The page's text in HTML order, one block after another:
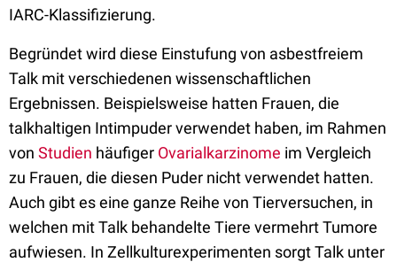
IARC-Klassifizierung.
Begründet wird diese Einstufung von asbestfreiem
Talk mit verschiedenen wissenschaftlichen
Ergebnissen. Beispielsweise hatten Frauen, die
talkhaltigen Intimpuder verwendet haben, im Rahmen
von Studien häufiger Ovarialkarzinome im Vergleich
zu Frauen, die diesen Puder nicht verwendet hatten.
Auch gibt es eine ganze Reihe von Tierversuchen, in
welchen mit Talk behandelte Tiere vermehrt Tumore
aufwiesen. In Zellkulturexperimenten sorgt Talk unter